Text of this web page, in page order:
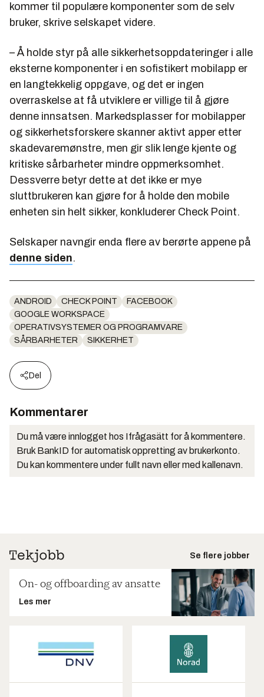
kommer til populære komponenter som de selv
bruker, skrive selskapet videre.
– Å holde styr på alle sikkerhetsoppdateringer i alle
eksterne komponenter i en sofistikert mobilapp er
en langtekkelig oppgave, og det er ingen
overraskelse at få utviklere er villige til å gjøre
denne innsatsen. Markedsplasser for mobilapper
og sikkerhetsforskere skanner aktivt apper etter
skadevaremønstre, men gir slik lenge kjente og
kritiske sårbarheter mindre oppmerksomhet.
Dessverre betyr dette at det ikke er mye
sluttbrukeren kan gjøre for å holde den mobile
enheten sin helt sikker, konkluderer Check Point.
Selskaper navngir enda flere av berørte appene på
denne siden.
ANDROID CHECK POINT
FACEBOOK
GOOGLE WORKSPACE
OPERATIVSYSTEMER OG PROGRAMVARE
SÅRBARHETER
SIKKERHET
Del
Kommentarer
Du må være innlogget hos Ifrågasätt for å kommentere.
Bruk BankID for automatisk oppretting av brukerkonto.
Du kan kommentere under fullt navn eller med kallenavn.
Se flere jobber
On- og offboarding av ansatte
Les mer